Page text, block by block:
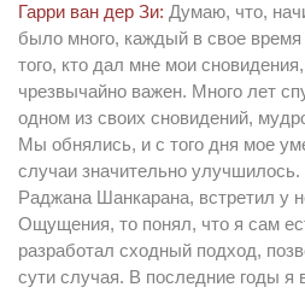
Гарри ван дер Зи: Думаю, что,
было много, каждый в свое
того, кто дал мне мои
чрезвычайно важен. Много лет
одном из своих сновидений,
Мы обнялись, и с того дня мое
случаи значительно улучшилось.
Раджана Шанкарана, встретил у
Ощущения, то понял, что я сам
разработал сходный подход,
сути случая. В последние годы я